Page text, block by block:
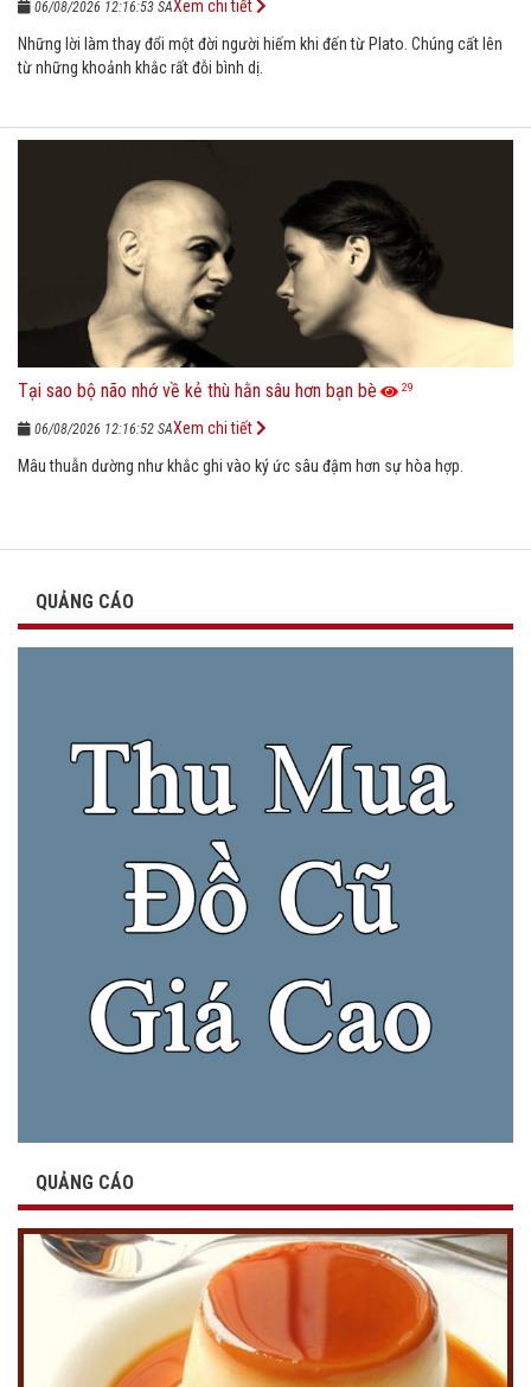
06/08/2026 12:16:53 SA
Những lời làm thay đổi một đời người hiếm khi đến từ Plato. Chúng cất lên
từ những khoảnh khắc rất đỗi bình dị.
Xem chi tiết
Tại sao bộ não nhớ về kẻ thù hằn sâu hơn bạn bè 29
06/08/2026 12:16:52 SA
Mâu thuẫn dường như khắc ghi vào ký ức sâu đậm hơn sự hòa hợp.
Xem chi tiết
QUẢNG CÁO
QUẢNG CÁO